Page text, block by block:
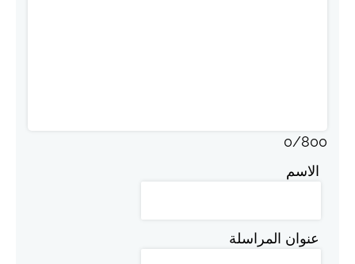
0/800
الاسم
عنوان المراسلة